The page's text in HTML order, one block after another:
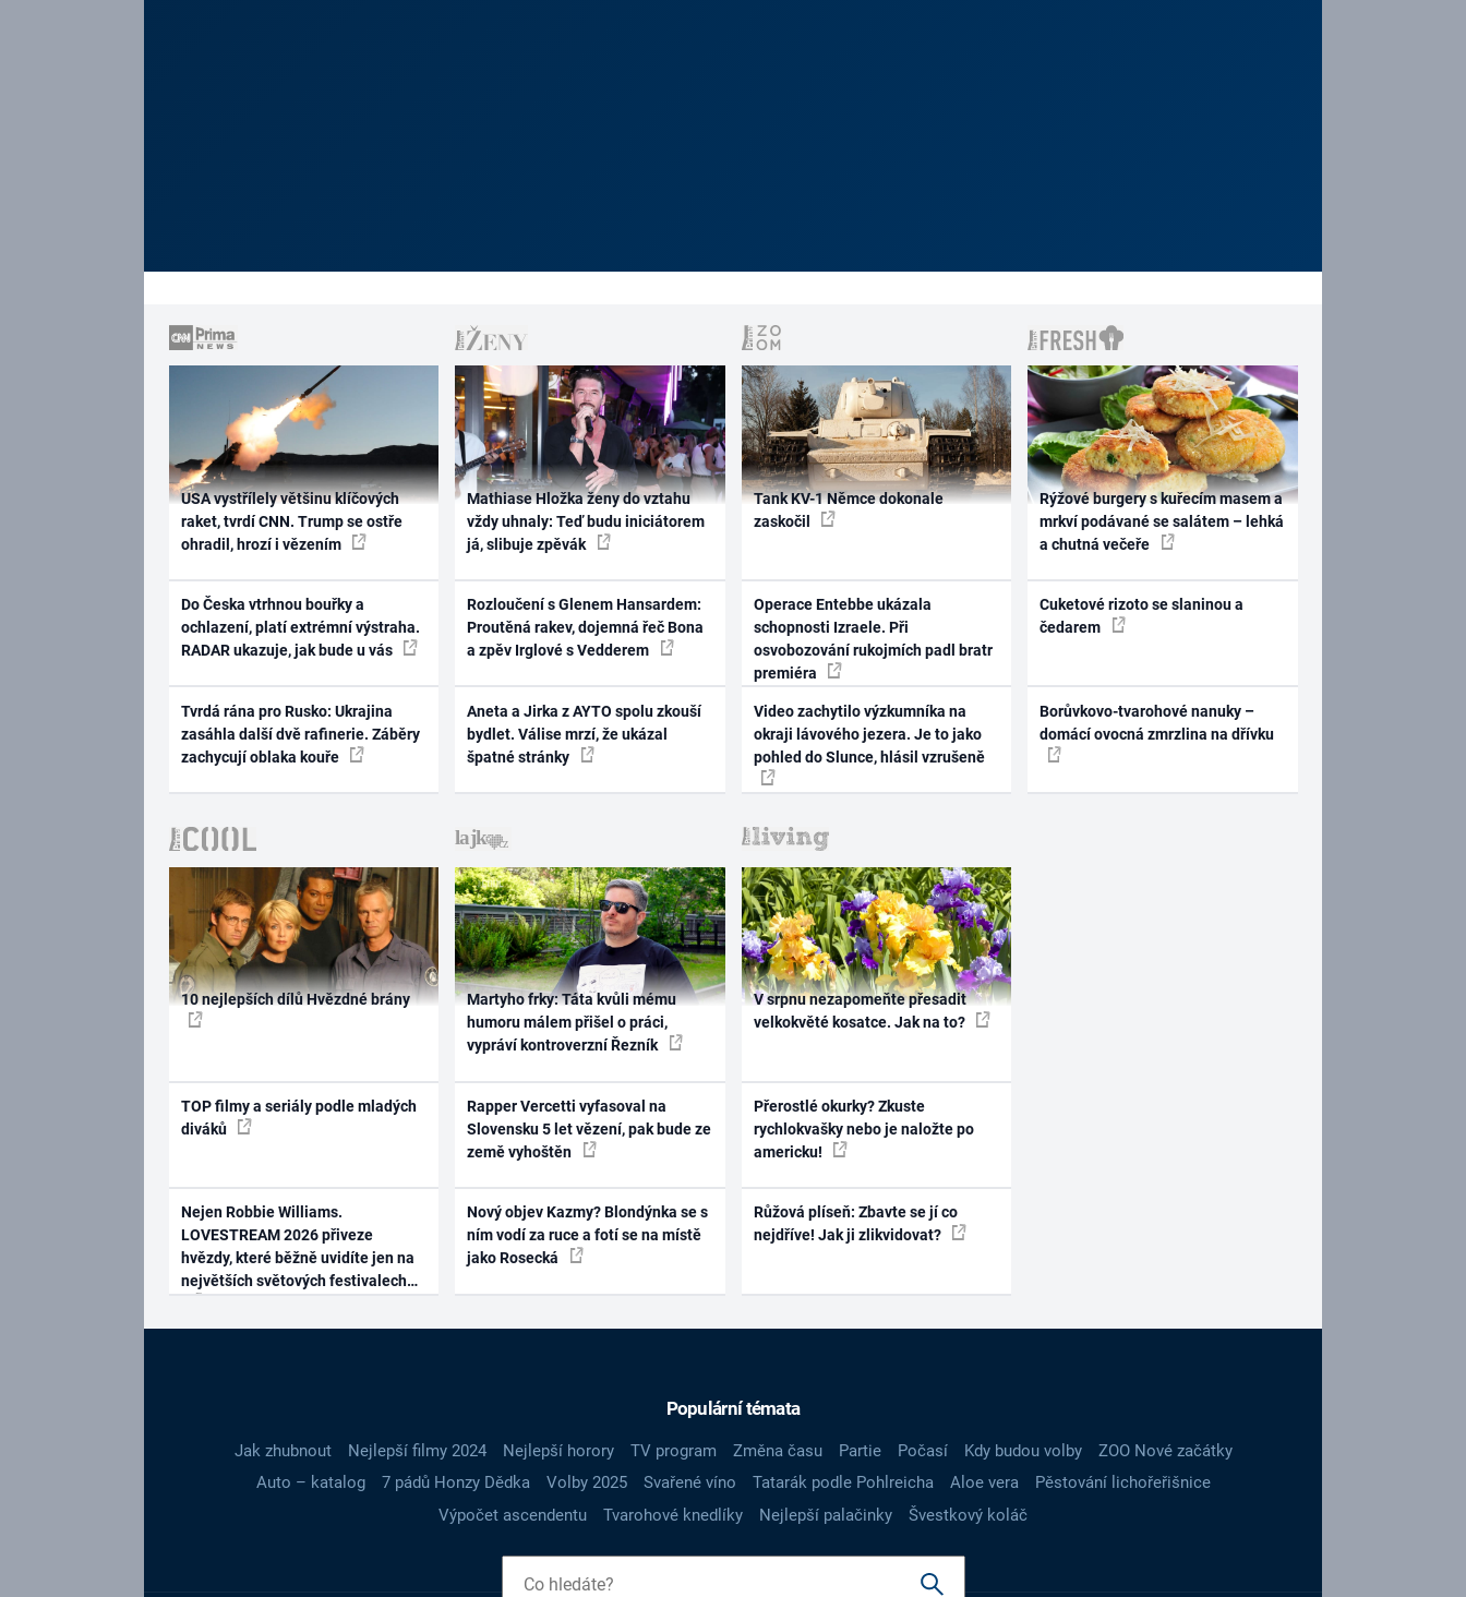
USA vystřílely většinu klíčových
raket, tvrdí CNN. Trump se ostře
ohradil, hrozí i vězením
Do Česka vtrhnou bouřky a
ochlazení, platí extrémní výstraha.
RADAR ukazuje, jak bude u vás
Tvrdá rána pro Rusko: Ukrajina
zasáhla další dvě rafinerie. Záběry
zachycují oblaka kouře
Mathiase Hložka ženy do vztahu
vždy uhnaly: Teď budu iniciátorem
já, slibuje zpěvák
Rozloučení s Glenem Hansardem:
Proutěná rakev, dojemná řeč Bona
a zpěv Irglové s Vedderem
Aneta a Jirka z AYTO spolu zkouší
bydlet. Válise mrzí, že ukázal
špatné stránky
Tank KV-1 Němce dokonale
zaskočil
Operace Entebbe ukázala
schopnosti Izraele. Při
osvobozování rukojmích padl bratr
premiéra
Video zachytilo výzkumníka na
okraji lávového jezera. Je to jako
pohled do Slunce, hlásil vzrušeně
Rýžové burgery s kuřecím masem a
mrkví podávané se salátem – lehká
a chutná večeře
Cuketové rizoto se slaninou a
čedarem
Borůvkovo-tvarohové nanuky –
domácí ovocná zmrzlina na dřívku
10 nejlepších dílů Hvězdné brány
TOP filmy a seriály podle mladých
diváků
Nejen Robbie Williams.
LOVESTREAM 2026 přiveze
hvězdy, které běžně uvidíte jen na
největších světových festivalech
Martyho frky: Táta kvůli mému
humoru málem přišel o práci,
vypráví kontroverzní Řezník
Rapper Vercetti vyfasoval na
Slovensku 5 let vězení, pak bude ze
země vyhoštěn
Nový objev Kazmy? Blondýnka se s
ním vodí za ruce a fotí se na místě
jako Rosecká
V srpnu nezapomeňte přesadit
velkokvěté kosatce. Jak na to?
Přerostlé okurky? Zkuste
rychlokvašky nebo je naložte po
americku!
Růžová plíseň: Zbavte se jí co
nejdříve! Jak ji zlikvidovat?
Populární témata
Jak zhubnout Nejlepší filmy 2024 Nejlepší horory TV program Změna času Partie Počasí Kdy budou volby
ZOO Nové začátky
Auto – katalog
7 pádů Honzy Dědka Volby 2025 Svařené víno Tatarák podle Pohlreicha Aloe vera
Pěstování lichořeřišnice
Výpočet ascendentu
Tvarohové knedlíky Nejlepší palačinky Švestkový koláč